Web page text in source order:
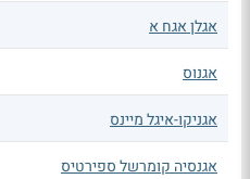
אגלן אגח א
אגנוס
אגניקו-איגל מיינס
אגנסיה קומרשל ספירטיס